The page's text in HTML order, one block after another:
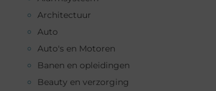
Architectuur
Auto
Auto's en Motoren
Banen en opleidingen
Beauty en verzorging